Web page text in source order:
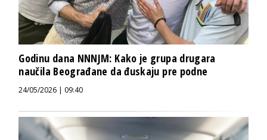
Godinu dana NNNJM: Kako je grupa drugara
naučila Beograđane da đuskaju pre podne
24/05/2026 | 09:40